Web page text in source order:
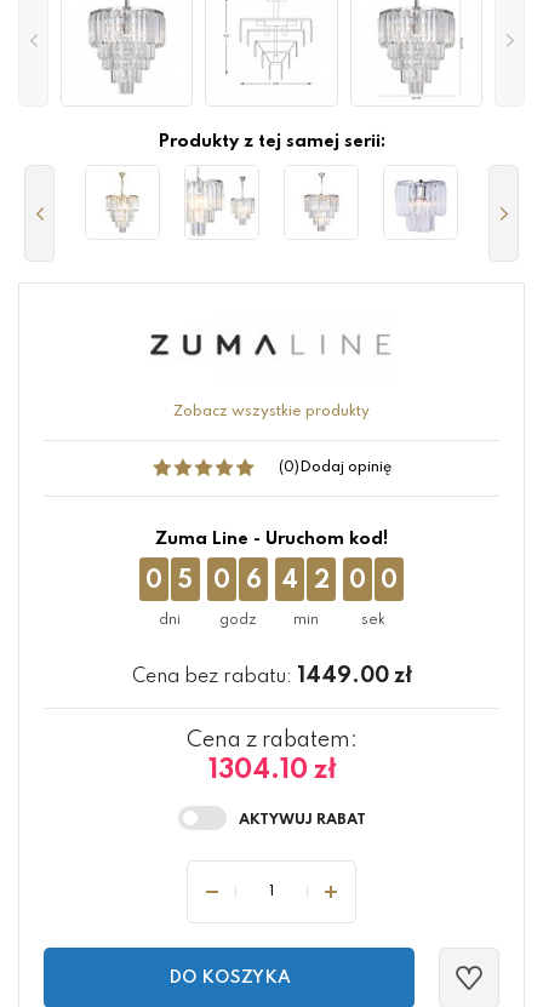
Produkty z tej samej serii:
Zobacz wszystkie produkty
(0) Dodaj opinię
Zuma Line - Uruchom kod!
0 5 0 6 4 2 0 0
Cena bez rabatu: 1449.00 zł
Cena z rabatem:
1304.10 zł
DO KOSZYKA